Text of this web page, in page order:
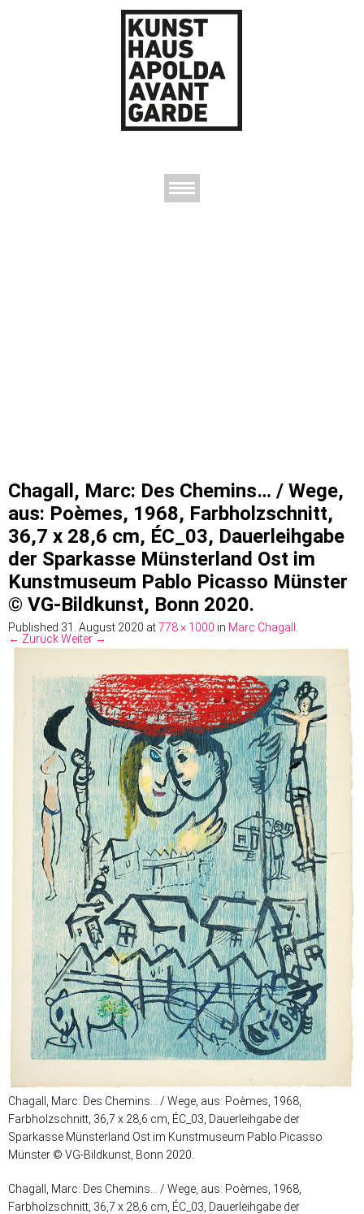
Chagall, Marc: Des Chemins… / Wege,
aus: Poèmes, 1968, Farbholzschnitt,
36,7 x 28,6 cm, ÉC_03, Dauerleihgabe
der Sparkasse Münsterland Ost im
Kunstmuseum Pablo Picasso Münster
© VG-Bildkunst, Bonn 2020.
Published 31. August 2020 at778 × 1000 in Marc Chagall .
← ZurückWeiter →
Chagall, Marc: Des Chemins… / Wege, aus: Poèmes, 1968,
Farbholzschnitt, 36,7 x 28,6 cm, ÉC_03, Dauerleihgabe der
Sparkasse Münsterland Ost im Kunstmuseum Pablo Picasso
Münster © VG-Bildkunst, Bonn 2020.
Chagall, Marc: Des Chemins… / Wege, aus: Poèmes, 1968,
Farbholzschnitt, 36,7 x 28,6 cm, ÉC_03, Dauerleihgabe der